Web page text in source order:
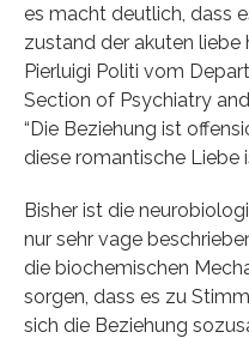
es macht deutlich, dass
zustand der akuten liebe
Pierluigi Politi vom
Section of Psychiatry
“Die Beziehung ist
diese romantische Liebe
Bisher ist die
nur sehr vage
die biochemischen
sorgen, dass es zu
sich die Beziehung